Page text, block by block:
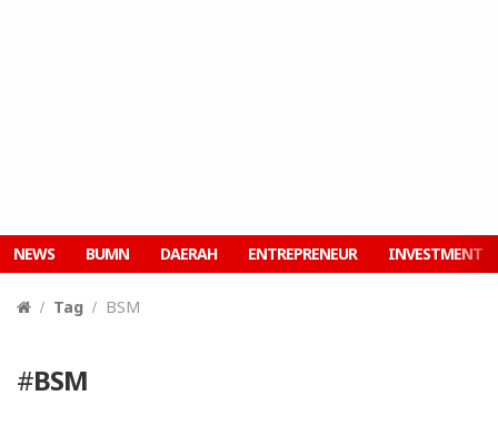
NEWS BUMN DAERAH ENTREPRENEUR INVESTMENT
Tag BSM
#BSM